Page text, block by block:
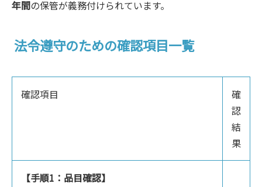
年間の保管が義務付けられています。
法令遵守のための確認項目一覧
確認項目
確
認
結
果
【手順1：品目確認】